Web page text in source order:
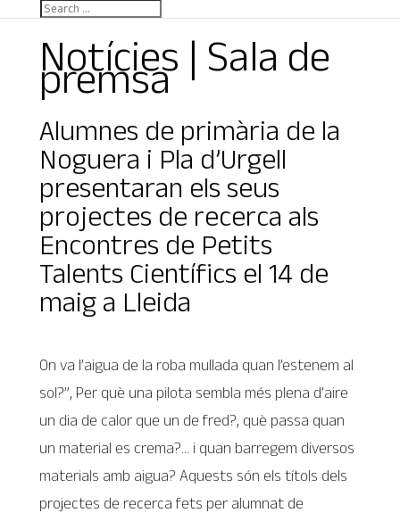
Notícies | Sala de
premsa
Alumnes de primària de la
Noguera i Pla d’Urgell
presentaran els seus
projectes de recerca als
Encontres de Petits
Talents Científics el 14 de
maig a Lleida
On va l’aigua de la roba mullada quan l’estenem al
sol?”, Per què una pilota sembla més plena d’aire
un dia de calor que un de fred?, què passa quan
un material es crema?… i quan barregem diversos
materials amb aigua? Aquests són els títols dels
projectes de recerca fets per alumnat de